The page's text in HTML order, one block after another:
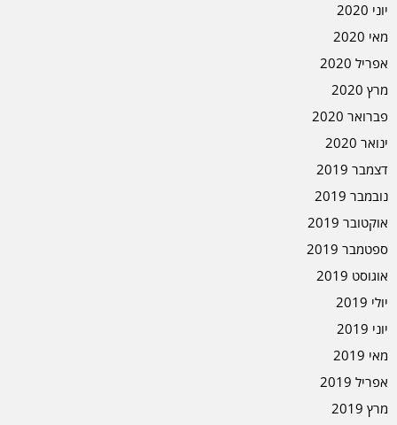
יוני 2020
מאי 2020
אפריל 2020
מרץ 2020
פברואר 2020
ינואר 2020
דצמבר 2019
נובמבר 2019
אוקטובר 2019
ספטמבר 2019
אוגוסט 2019
יולי 2019
יוני 2019
מאי 2019
אפריל 2019
מרץ 2019